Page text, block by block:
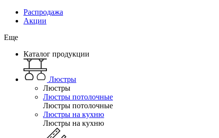
Распродажа
Акции
Еще
Каталог продукции
Люстры
Люстры
Люстры потолочные
Люстры потолочные
Люстры на кухню
Люстры на кухню